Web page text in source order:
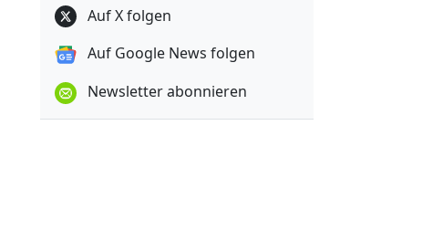
Auf X folgen
Auf Google News folgen
Newsletter abonnieren